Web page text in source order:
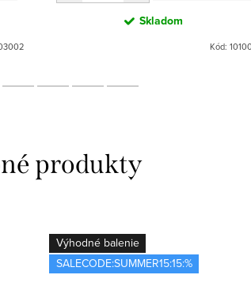
Skladom
Kód:
Výhodné balenie
SALECODE:SUMMER15:15:%